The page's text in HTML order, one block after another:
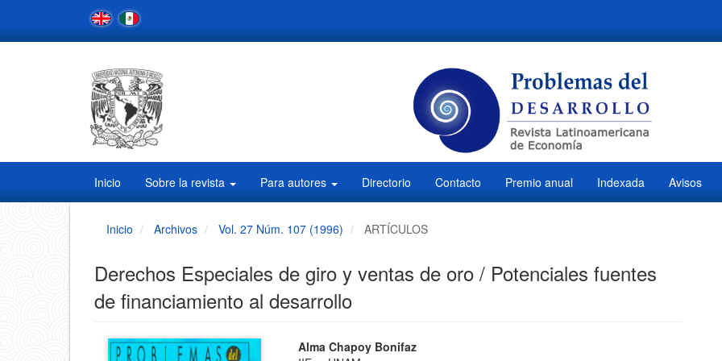
Contenido
Inicio Sobre la revista Para autores Directorio Contacto Premio anual Indexada Avisos
Inicio Archivos Vol. 27 Núm. 107 (1996) ARTÍCULOS
Derechos Especiales de giro y ventas de oro / Potenciales fuentes
de financiamiento al desarrollo
Barra
Contenido
Alma Chapoy Bonifaz